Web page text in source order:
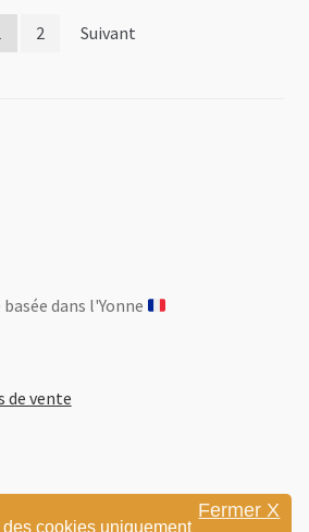
2 Suivant
dans l'Yonne
de vente
cookies uniquement
Fermer X